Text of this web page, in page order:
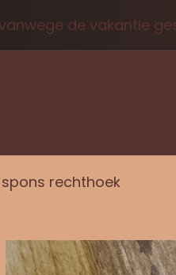
de vakantie
rechthoek